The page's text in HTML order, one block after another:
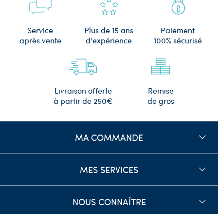
Service
après vente
Plus de 15 ans
d'expérience
Paiement
100% sécurisé
Livraison offerte
à partir de 250€
Remise
de gros
MA COMMANDE
MES SERVICES
NOUS CONNAÎTRE